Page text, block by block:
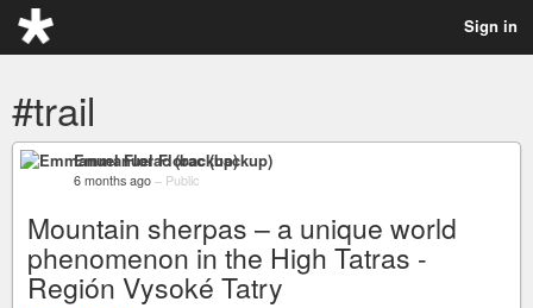
Sign in
#trail
Emmanuel Florac (backup)
6 months ago – Public
Mountain sherpas – a unique world
phenomenon in the High Tatras -
Región Vysoké Tatry